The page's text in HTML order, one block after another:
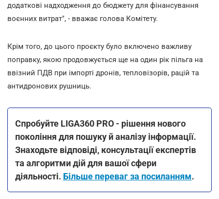
додаткові надходження до бюджету для фінансування
воєнних витрат", - вважає голова Комітету.
Крім того, до цього проєкту було включено важливу
поправку, якою продовжується ще на один рік пільга на
ввізний ПДВ при імпорті дронів, тепловізорів, рацій та
антидронових рушниць.
Спробуйте LIGA360 PRO - рішення нового
покоління для пошуку й аналізу інформації.
Знаходьте відповіді, консультації експертів
та алгоритми дій для вашої сфери
діяльності. Більше переваг за посиланням.